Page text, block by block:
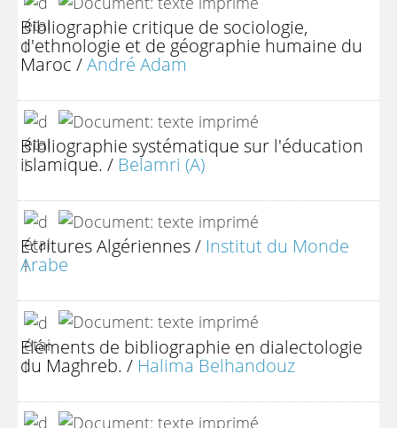
Bibliographie critique de sociologie,
d'ethnologie et de géographie humaine du
Maroc /André Adam
Bibliographie systématique sur l'éducation
islamique. / Belamri (A)
Ecritures Algériennes/ Institut du Monde
Arabe
Eléments de bibliographie en dialectologie
du Maghreb. / Halima Belhandouz